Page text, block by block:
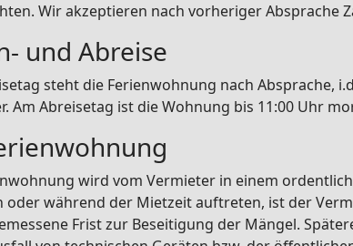
Wir akzeptieren nach vorheriger Absprache
und Abreise
steht die Ferienwohnung nach Absprache,
Am Abreisetag ist die Wohnung bis 11:00 Uhr
wird vom Vermieter in einem
oder während der Mietzeit auftreten, ist der
Frist zur Beseitigung der Mängel.